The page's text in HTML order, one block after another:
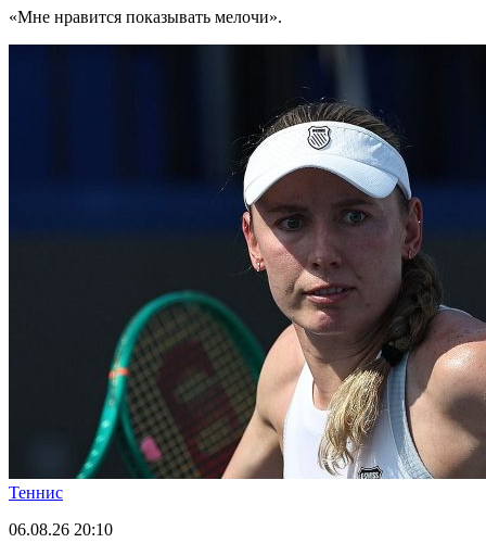
«Мне нравится показывать мелочи».
Теннис
06.08.26 20:10